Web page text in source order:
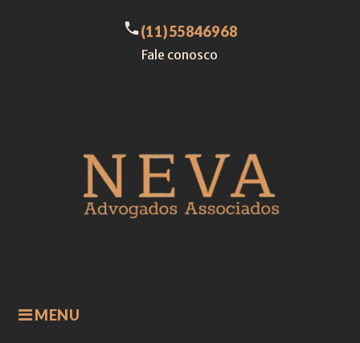
MENU
call(11)55846968
Fale conosco